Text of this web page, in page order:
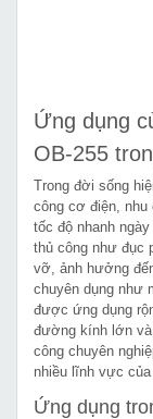
Ứng dụng
OB-255
Trong đời sống
công cơ điện,
tốc độ nhanh
thủ công như đục
vỡ, ảnh hưởng
chuyên dụng như
được ứng dụng
đường kính lớn và
công chuyên
nhiều lĩnh vực của
Ứng dụng